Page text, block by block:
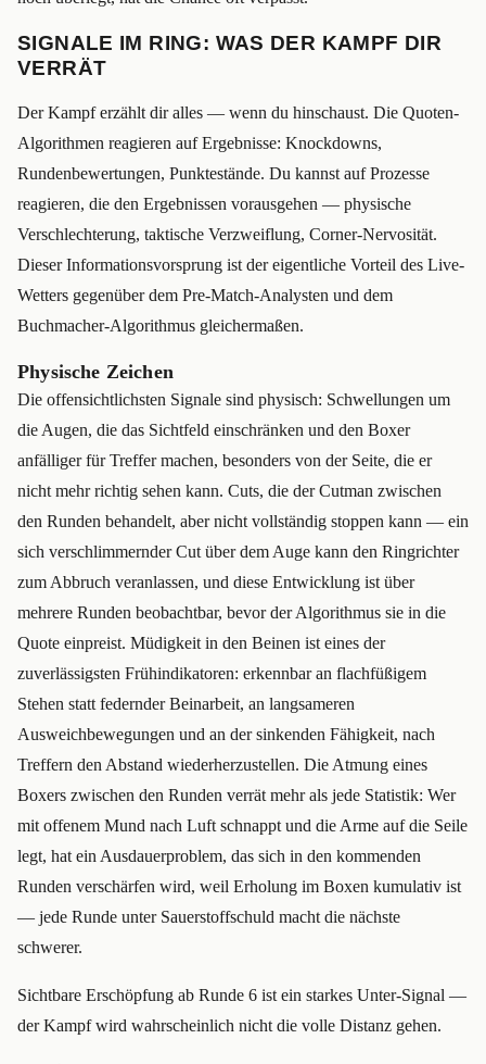
SIGNALE IM RING: WAS DER KAMPF DIR
VERRÄT
Der Kampf erzählt dir alles — wenn du hinschaust. Die Quoten-
Algorithmen reagieren auf Ergebnisse: Knockdowns,
Rundenbewertungen, Punktestände. Du kannst auf Prozesse
reagieren, die den Ergebnissen vorausgehen — physische
Verschlechterung, taktische Verzweiflung, Corner-Nervosität.
Dieser Informationsvorsprung ist der eigentliche Vorteil des Live-
Wetters gegenüber dem Pre-Match-Analysten und dem
Buchmacher-Algorithmus gleichermaßen.
Physische Zeichen
Die offensichtlichsten Signale sind physisch: Schwellungen um
die Augen, die das Sichtfeld einschränken und den Boxer
anfälliger für Treffer machen, besonders von der Seite, die er
nicht mehr richtig sehen kann. Cuts, die der Cutman zwischen
den Runden behandelt, aber nicht vollständig stoppen kann — ein
sich verschlimmernder Cut über dem Auge kann den Ringrichter
zum Abbruch veranlassen, und diese Entwicklung ist über
mehrere Runden beobachtbar, bevor der Algorithmus sie in die
Quote einpreist. Müdigkeit in den Beinen ist eines der
zuverlässigsten Frühindikatoren: erkennbar an flachfüßigem
Stehen statt federnder Beinarbeit, an langsameren
Ausweichbewegungen und an der sinkenden Fähigkeit, nach
Treffern den Abstand wiederherzustellen. Die Atmung eines
Boxers zwischen den Runden verrät mehr als jede Statistik: Wer
mit offenem Mund nach Luft schnappt und die Arme auf die Seile
legt, hat ein Ausdauerproblem, das sich in den kommenden
Runden verschärfen wird, weil Erholung im Boxen kumulativ ist
— jede Runde unter Sauerstoffschuld macht die nächste
schwerer.
Sichtbare Erschöpfung ab Runde 6 ist ein starkes Unter-Signal —
der Kampf wird wahrscheinlich nicht die volle Distanz gehen.